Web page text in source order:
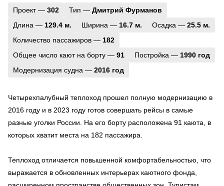
Проект — 302 Тип — Дмитрий Фурманов
Длина — 129.4 м. Ширина — 16.7 м. Осадка — 25.5 м.
Количество пассажиров — 182
Общее число кают на борту — 91 Постройка — 1990 год
Модернизация судна — 2016 год
Четырехпалубный теплоход прошел полную модернизацию в
2016 году и в 2023 году готов совершать рейсы в самые
разные уголки России. На его борту расположена 91 каюта, в
которых хватит места на 182 пассажира.
Теплоход отличается повышенной комфортабельностью, что
выражается в обновленных интерьерах каютного фонда,